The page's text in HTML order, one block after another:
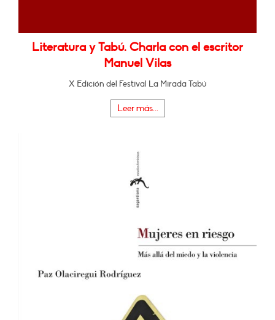
Literatura y Tabú. Charla con el escritor
Manuel Vilas
X Edición del Festival La Mirada Tabú
Leer más...